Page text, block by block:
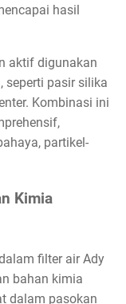
hasil
aktif digunakan
seperti pasir silika
Kombinasi ini
partikel-
Kimia
filter air Ady
bahan kimia
dalam pasokan